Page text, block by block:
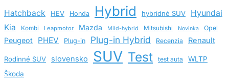
Hatchback HEV Honda Hybrid hybridné SUV
Hyundai
Kia
Kombi Leapmotor Mazda Mild-hybrid Mitsubishi Novinka Opel
Peugeot PHEV Plug-in Plug-in Hybrid Recenzia Renault
Rodinné SUV slovensko SUV Test test auta
WLTP
Škoda